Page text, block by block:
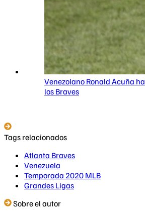
Venezolano Ronald Acuña
los Braves
Tags relacionados
Atlanta Braves
Venezuela
Temporada 2020 MLB
Grandes Ligas
Sobre el autor